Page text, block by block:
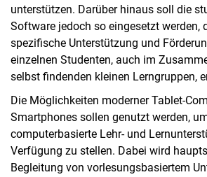
unterstützen. Darüber hinaus soll die
Software jedoch so eingesetzt werden,
spezifische Unterstützung und
einzelnen Studenten, auch im
selbst findenden kleinen Lerngruppen,
Die Möglichkeiten moderner Tablet-
Smartphones sollen genutzt werden,
computerbasierte Lehr- und
Verfügung zu stellen. Dabei wird
Begleitung von vorlesungsbasiertem